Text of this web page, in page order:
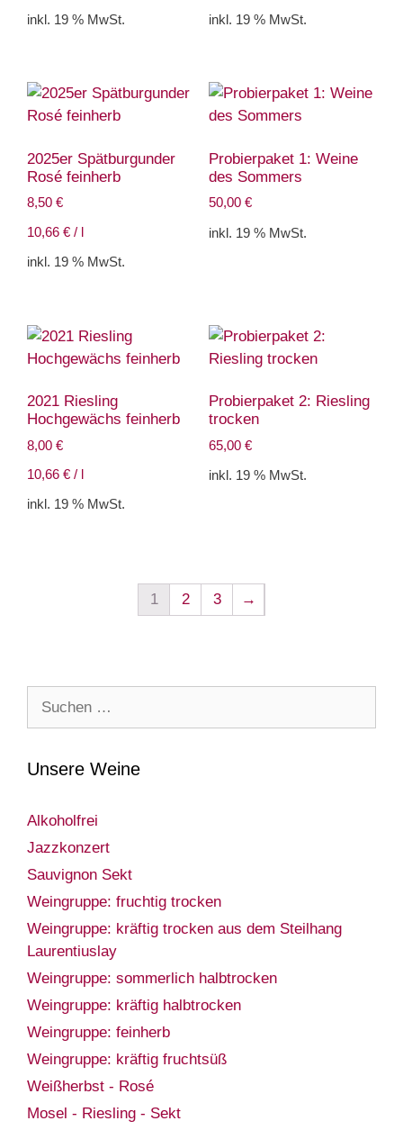
inkl. 19 % MwSt. inkl. 19 % MwSt.
2025er Spätburgunder
Rosé feinherb
8,50 €
10,66 € / l
inkl. 19 % MwSt.
Probierpaket 1: Weine
des Sommers
50,00 €
inkl. 19 % MwSt.
2021 Riesling
Hochgewächs feinherb
8,00 €
10,66 € /
inkl. 19 % MwSt.
Probierpaket 2: Riesling
trocken
65,00 €
inkl. 19 % MwSt.
1 2 3 →
Unsere Weine
Alkoholfrei
Jazzkonzert
Sauvignon Sekt
Weingruppe: fruchtig trocken
Weingruppe: kräftig trocken aus dem Steilhang
Laurentiuslay
Weingruppe: sommerlich halbtrocken
Weingruppe: kräftig halbtrocken
Weingruppe: feinherb
Weingruppe: kräftig fruchtsüß
Weißherbst - Rosé
Mosel - Riesling - Sekt